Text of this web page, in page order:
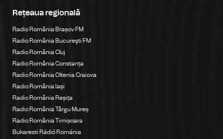
Rețeaua regională
Radio România Brașov FM
Radio România Bucureşti FM
Radio România Cluj
Radio România Constanța
Radio România Oltenia Craiova
Radio România Iași
Radio România Reșița
Radio România Târgu Mureș
Radio România Timișoara
Bukaresti Rádió Románia